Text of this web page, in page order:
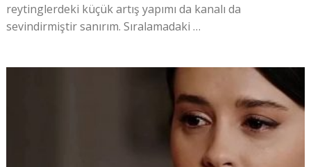
reytinglerdeki küçük artış yapımı da kanalı da
sevindirmiştir sanırım. Sıralamadaki …